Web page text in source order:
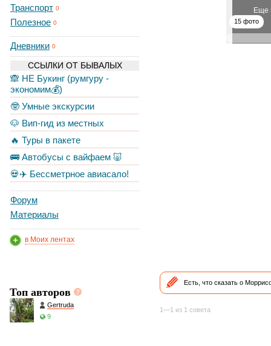
Транспорт 0
Полезное 0
Дневники 0
ССЫЛКИ ОТ БЫВАЛЫХ
🙈 НЕ Букинг (румгуру -
экономим💰)
🤓 Умные экскурсии
🐶 Вип-гид из местных
🔥 Туры в пакете
🚌 Автобусы с вайфаем 🐷
💀✈️ Бессметрное авиасало!
Форум
Материалы
в Моих лентах
Топ авторов
Gertruda
9
Еще
15 фото
Есть, что сказать о
1—1 из 1 совета